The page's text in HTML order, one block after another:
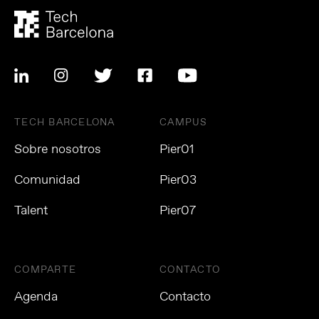
TECH BARCELONA
Sobre nosotros
Comunidad
Talent
CAMPUS
Pier01
Pier03
Pier07
COMPARTE
Agenda
CONTACTO
Contacto